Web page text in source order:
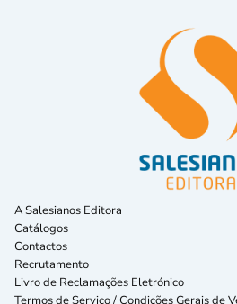
A Salesianos Editora
Catálogos
Contactos
Recrutamento
Livro de Reclamações Eletrónico
Termos de Serviço / Condições Gerais de